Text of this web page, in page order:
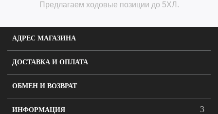
Предлагаем ходовые позиции до 5ХЛ.
АДРЕС МАГАЗИНА
ДОСТАВКА И ОПЛАТА
ОБМЕН И ВОЗВРАТ
ИНФОРМАЦИЯ